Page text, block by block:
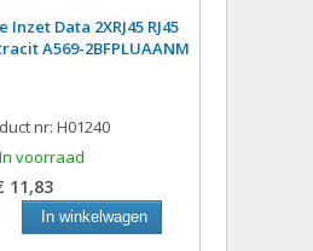
Inzet Data 2XRJ45 RJ45
A569-2BFPLUAANM
nr: H01240
In voorraad
11,83
In winkelwagen